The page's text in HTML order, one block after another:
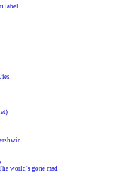
label
world's gone mad